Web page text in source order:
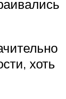
хоть